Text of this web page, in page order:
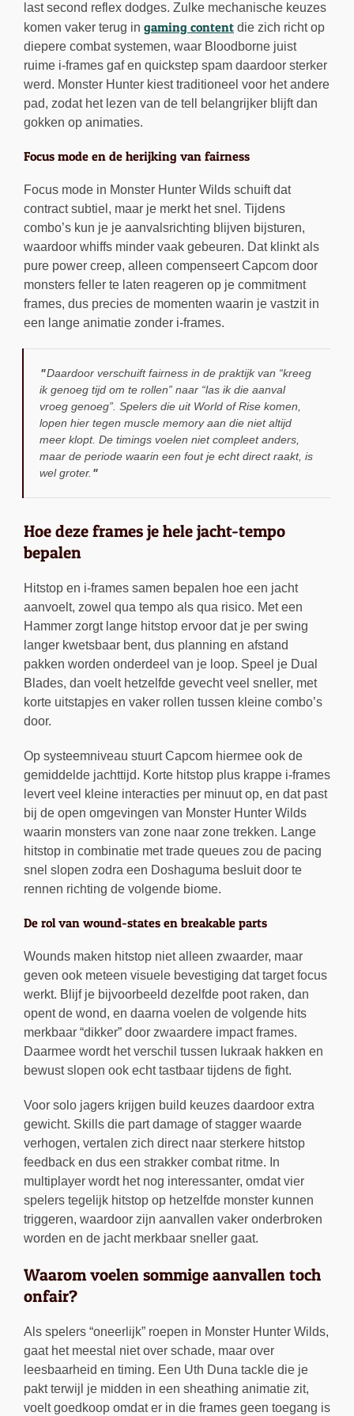
last second reflex dodges. Zulke mechanische keuzes
komen vaker terug in gaming content die zich richt op
diepere combat systemen, waar Bloodborne juist
ruime i-frames gaf en quickstep spam daardoor sterker
werd. Monster Hunter kiest traditioneel voor het andere
pad, zodat het lezen van de tell belangrijker blijft dan
gokken op animaties.
Focus mode en de herijking van fairness
Focus mode in Monster Hunter Wilds schuift dat
contract subtiel, maar je merkt het snel. Tijdens
combo’s kun je je aanvalsrichting blijven bijsturen,
waardoor whiffs minder vaak gebeuren. Dat klinkt als
pure power creep, alleen compenseert Capcom door
monsters feller te laten reageren op je commitment
frames, dus precies de momenten waarin je vastzit in
een lange animatie zonder i-frames.
Daardoor verschuift fairness in de praktijk van “kreeg
ik genoeg tijd om te rollen” naar “las ik die aanval
vroeg genoeg”. Spelers die uit World of Rise komen,
lopen hier tegen muscle memory aan die niet altijd
meer klopt. De timings voelen niet compleet anders,
maar de periode waarin een fout je echt direct raakt, is
wel groter.
Hoe deze frames je hele jacht-tempo
bepalen
Hitstop en i-frames samen bepalen hoe een jacht
aanvoelt, zowel qua tempo als qua risico. Met een
Hammer zorgt lange hitstop ervoor dat je per swing
langer kwetsbaar bent, dus planning en afstand
pakken worden onderdeel van je loop. Speel je Dual
Blades, dan voelt hetzelfde gevecht veel sneller, met
korte uitstapjes en vaker rollen tussen kleine combo’s
door.
Op systeemniveau stuurt Capcom hiermee ook de
gemiddelde jachttijd. Korte hitstop plus krappe i-frames
levert veel kleine interacties per minuut op, en dat past
bij de open omgevingen van Monster Hunter Wilds
waarin monsters van zone naar zone trekken. Lange
hitstop in combinatie met trade queues zou de pacing
snel slopen zodra een Doshaguma besluit door te
rennen richting de volgende biome.
De rol van wound-states en breakable parts
Wounds maken hitstop niet alleen zwaarder, maar
geven ook meteen visuele bevestiging dat target focus
werkt. Blijf je bijvoorbeeld dezelfde poot raken, dan
opent de wond, en daarna voelen de volgende hits
merkbaar “dikker” door zwaardere impact frames.
Daarmee wordt het verschil tussen lukraak hakken en
bewust slopen ook echt tastbaar tijdens de fight.
Voor solo jagers krijgen build keuzes daardoor extra
gewicht. Skills die part damage of stagger waarde
verhogen, vertalen zich direct naar sterkere hitstop
feedback en dus een strakker combat ritme. In
multiplayer wordt het nog interessanter, omdat vier
spelers tegelijk hitstop op hetzelfde monster kunnen
triggeren, waardoor zijn aanvallen vaker onderbroken
worden en de jacht merkbaar sneller gaat.
Waarom voelen sommige aanvallen toch
onfair?
Als spelers “oneerlijk” roepen in Monster Hunter Wilds,
gaat het meestal niet over schade, maar over
leesbaarheid en timing. Een Uth Duna tackle die je
pakt terwijl je midden in een sheathing animatie zit,
voelt goedkoop omdat er in die frames geen toegang is